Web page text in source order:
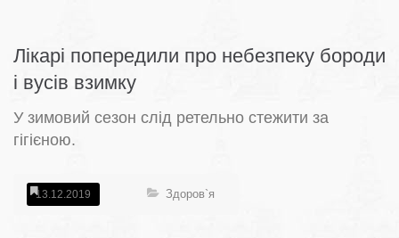
Лікарі попередили про небезпеку бороди
і вусів взимку
У зимовий сезон слід ретельно стежити за
гігієною.
13.12.2019 Здоров`я